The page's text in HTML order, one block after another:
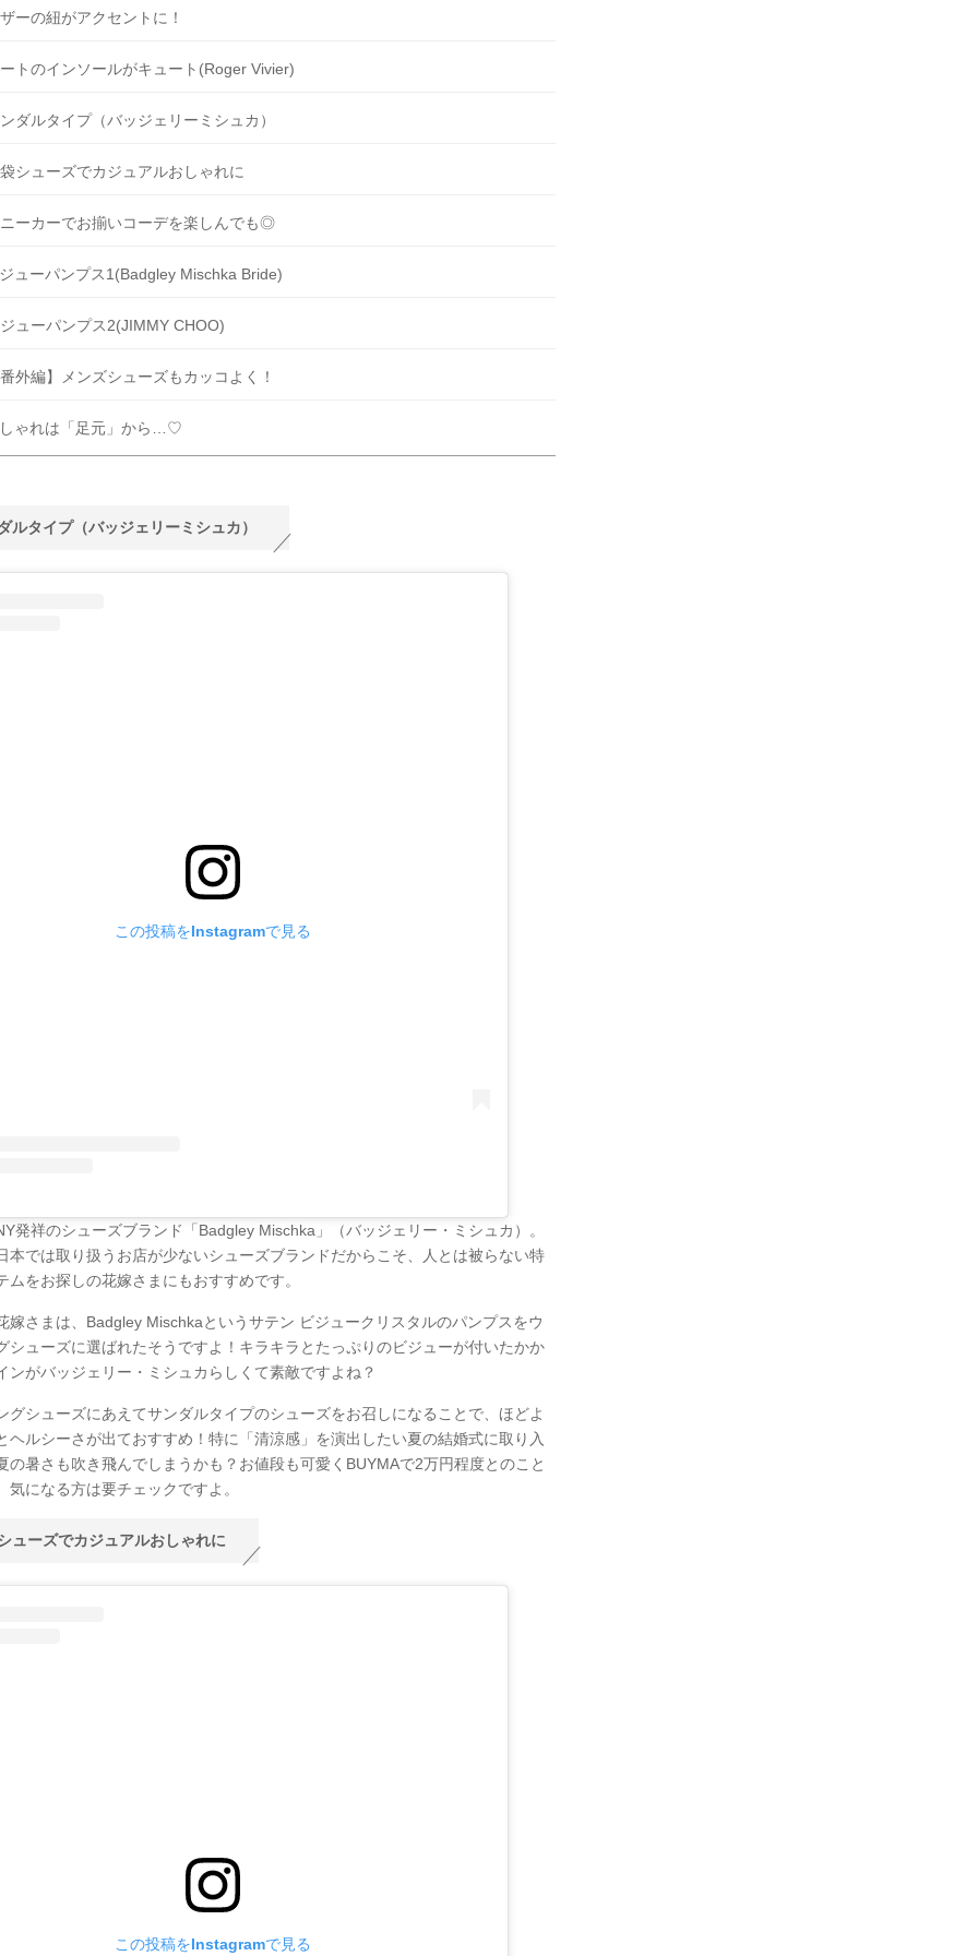
ーの紐がアクセントに！
トのインソールがキュート(Roger Vivier)
ダルタイプ（バッジェリーミシュカ）
シューズでカジュアルおしゃれに
ーカーでお揃いコーデを楽しんでも◎
ューパンプス1(Badgley Mischka Bride)
ューパンプス2(JIMMY CHOO)
外編】メンズシューズもカッコよく！
ゃれは「足元」から…♡
ルタイプ（バッジェリーミシュカ）
この投稿をInstagramで見る
発祥のシューズブランド「Badgley Mischka」（バッジェリー・ミシュカ）。
本では取り扱うお店が少ないシューズブランドだからこそ、人とは被らない特
ムをお探しの花嫁さまにもおすすめです。
嫁さまは、Badgley Mischkaというサテン ビジュークリスタルのパンプスをウ
シューズに選ばれたそうですよ！キラキラとたっぷりのビジューが付いたかか
ンがバッジェリー・ミシュカらしくて素敵ですよね？
グシューズにあえてサンダルタイプのシューズをお召しになることで、ほどよ
ヘルシーさが出ておすすめ！特に「清涼感」を演出したい夏の結婚式に取り入
の暑さも吹き飛んでしまうかも？お値段も可愛くBUYMAで2万円程度とのこと
気になる方は要チェックですよ。
ューズでカジュアルおしゃれに
この投稿をInstagramで見る